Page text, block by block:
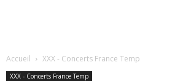
Accueil XXX - Concerts France Temp
XXX - Concerts France Temp